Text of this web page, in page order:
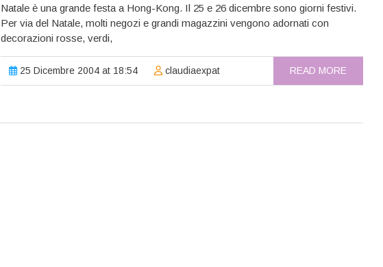
Natale è una grande festa a Hong-Kong. Il 25 e 26 dicembre sono giorni festivi.
Per via del Natale, molti negozi e grandi magazzini vengono adornati con
decorazioni rosse, verdi,
25 Dicembre 2004 at 18:54 claudiaexpat READ MORE